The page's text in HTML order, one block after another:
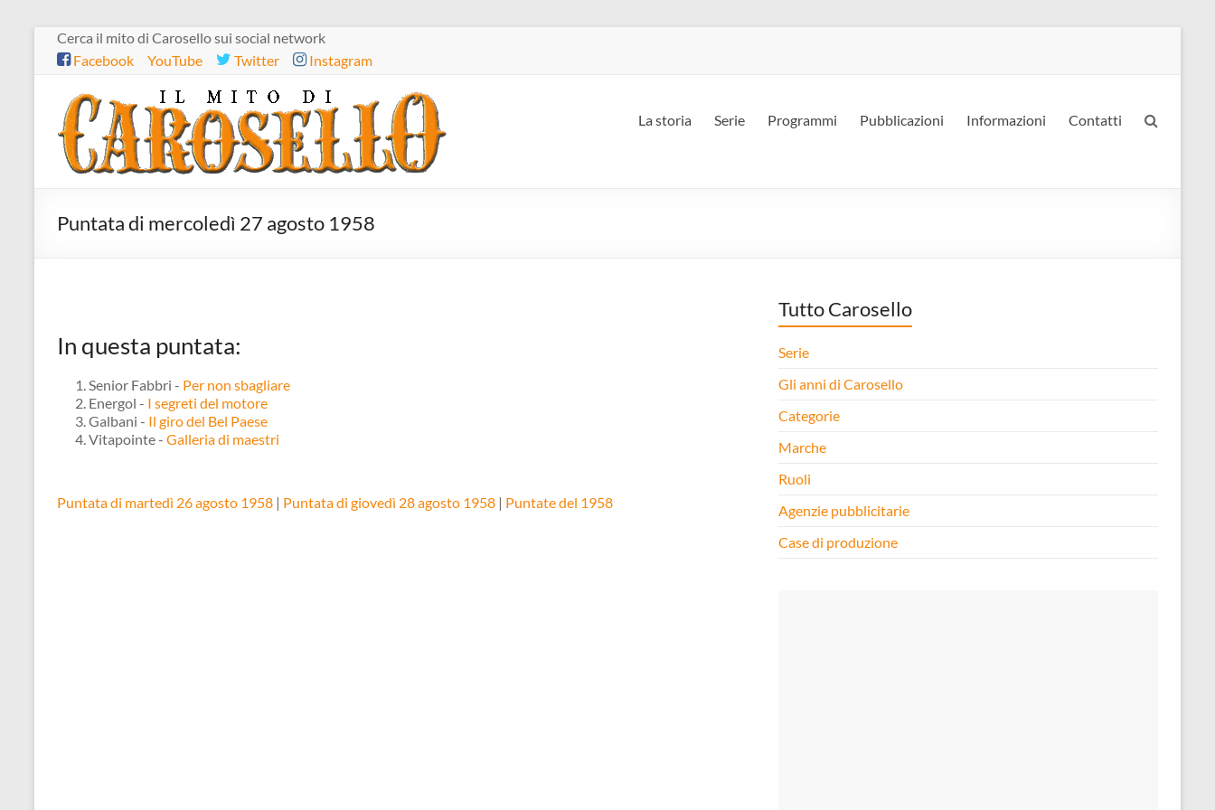
Salta
contenuto
Cerca il mito di Carosello sui social network
Facebook
YouTube Twitter Instagram
Il
mito
di
Carosello
La storia Serie Programmi Pubblicazioni Informazioni Contatti
Puntata di mercoledì 27 agosto 1958
In questa puntata:
Senior Fabbri - Per non sbagliare
Energol - I segreti del motore
Galbani - Il giro del Bel Paese
Vitapointe - Galleria di maestri
Puntata di martedì 26 agosto 1958 | Puntata di giovedì 28 agosto 1958 | Puntate del 1958
Tutto Carosello
Serie
Gli anni di Carosello
Categorie
Marche
Ruoli
Agenzie pubblicitarie
Case di produzione